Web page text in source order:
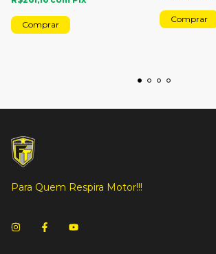
Comprar
Para Quem Respira Motor!!!